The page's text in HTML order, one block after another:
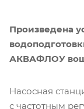
Произведена
АКВАФЛОУ
Насосная
с частотным